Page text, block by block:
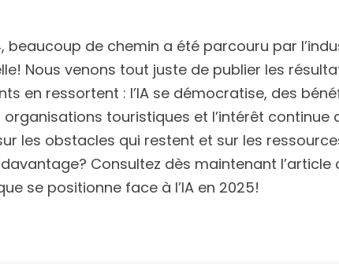
de chemin a été parcouru par
Nous venons tout juste de publier les
en ressortent : l’IA se démocratise, des
touristiques et l’intérêt continue
les obstacles qui restent et sur les
Consultez dès maintenant l’article
se positionne face à l’IA en 2025!